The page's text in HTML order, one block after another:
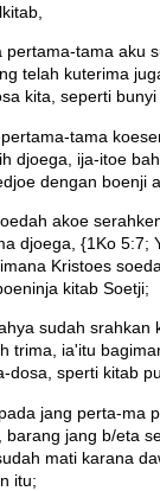
pertama-tama aku
telah kuterima
kita, seperti bunyi
tama
djoega, ija-itoe
dengan boenji
akoe
djoega, {1Ko 5:7;
Kristoes
kitab Soetji;
sudah srahkan
trima, ia'itu
dosa, sperti kitab
jang perta-ma
jang b/eta
mati karana
itu;